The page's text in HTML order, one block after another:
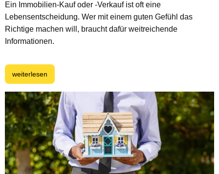
Ein Immobilien-Kauf oder -Verkauf ist oft eine
Lebensentscheidung. Wer mit einem guten Gefühl das
Richtige machen will, braucht dafür weitreichende
Informationen.
weiterlesen